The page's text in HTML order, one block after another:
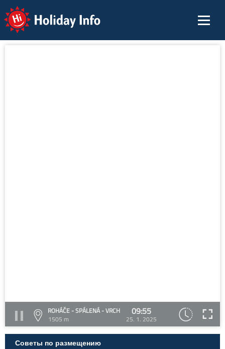
Holiday Info
ROHÁČE - SPÁLENÁ - VRCH
1505 m
09:55
25. 1. 2025
Советы по размещению